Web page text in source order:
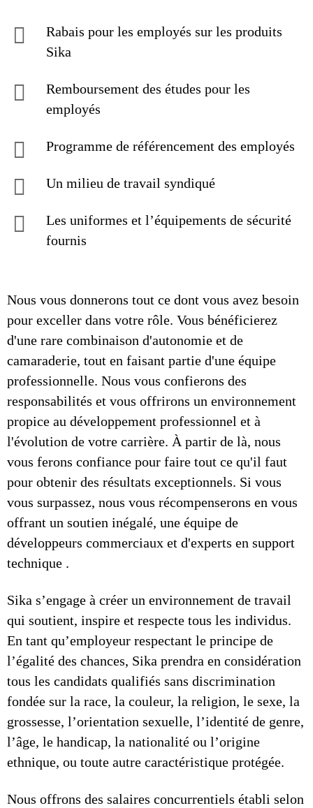
Rabais pour les employés sur les produits
Sika
Remboursement des études pour les
employés
Programme de référencement des employés
Un milieu de travail syndiqué
Les uniformes et l’équipements de sécurité
fournis
Nous vous donnerons tout ce dont vous avez besoin
pour exceller dans votre rôle. Vous bénéficierez
d'une rare combinaison d'autonomie et de
camaraderie, tout en faisant partie d'une équipe
professionnelle. Nous vous confierons des
responsabilités et vous offrirons un environnement
propice au développement professionnel et à
l'évolution de votre carrière. À partir de là, nous
vous ferons confiance pour faire tout ce qu'il faut
pour obtenir des résultats exceptionnels. Si vous
vous surpassez, nous vous récompenserons en vous
offrant un soutien inégalé, une équipe de
développeurs commerciaux et d'experts en support
technique .
Sika s’engage à créer un environnement de travail
qui soutient, inspire et respecte tous les individus.
En tant qu’employeur respectant le principe de
l’égalité des chances, Sika prendra en considération
tous les candidats qualifiés sans discrimination
fondée sur la race, la couleur, la religion, le sexe, la
grossesse, l’orientation sexuelle, l’identité de genre,
l’âge, le handicap, la nationalité ou l’origine
ethnique, ou toute autre caractéristique protégée.
Nous offrons des salaires concurrentiels établi selon